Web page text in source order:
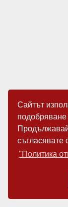
Сайтът
подобряване
съгласявате
"Политика